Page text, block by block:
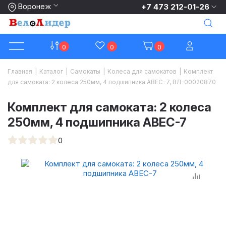
Воронеж +7 473 212-01-26
0 0 0
Главная Каталог Самокаты Колеса для самокатов
Комплект
для самоката: 2 колеса 250мм, 4 подшипника ABEC-7, ВЛ-00020870
Комплект для самоката: 2 колеса
250мм, 4 подшипника ABEC-7
0